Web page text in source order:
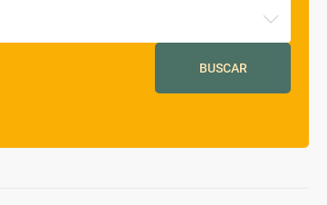
BUSCAR